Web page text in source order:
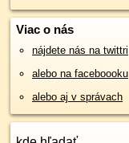
Viac o nás
nájdete nás na twittri
alebo na faceboooku
alebo aj v správach